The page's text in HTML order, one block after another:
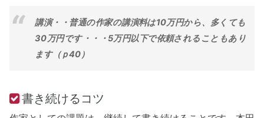
講演・・普通の作家の講演料は10万円から、多くても
30万円です・・・5万円以下で依頼されることもあり
ます（ｐ40）
書き続けるコツ